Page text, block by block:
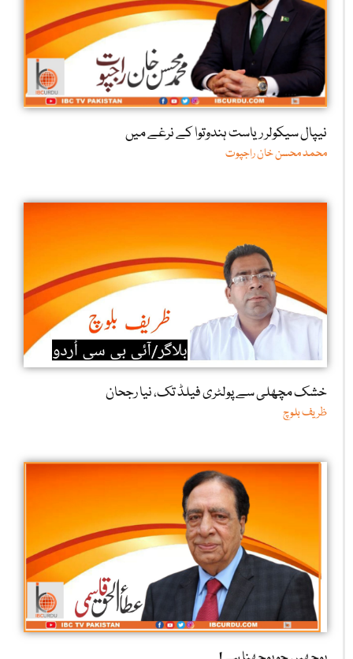
نیپال سیکولر ریاست ہندوتوا کے نرغے میں
محمد محسن خان راجپوت
خشک مچھلی سے پولٹری فیلڈ تک، نیا رجحان
ظریف بلوچ